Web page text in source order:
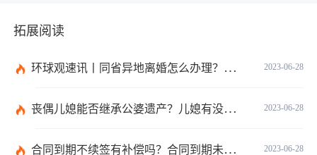
拓展阅读
2023-06-28
环球观速讯丨同省异地离婚怎么办理？夫妻异地离婚须准备哪些资料？
2023-06-28
丧偶儿媳能否继承公婆遗产？儿媳有没有赡养老人的义务？
2023-06-28
合同到期不续签有补偿吗？合同到期未提前30天通知怎么赔偿？ 当前速看